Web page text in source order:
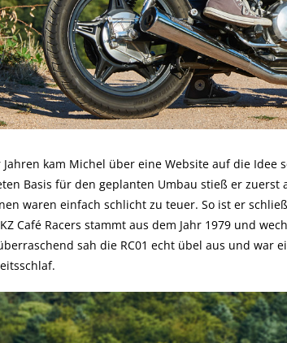
Jahren kam Michel über eine Website auf die Idee
Basis für den geplanten Umbau stieß er zuerst
waren einfach schlicht zu teuer. So ist er
Café Racers stammt aus dem Jahr 1979 und
sah die RC01 echt übel aus und war